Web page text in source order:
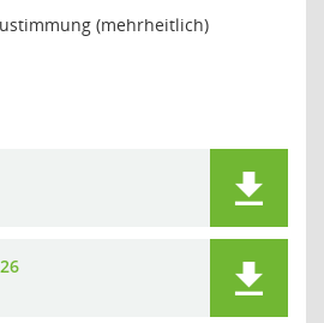
(mehrheitlich)